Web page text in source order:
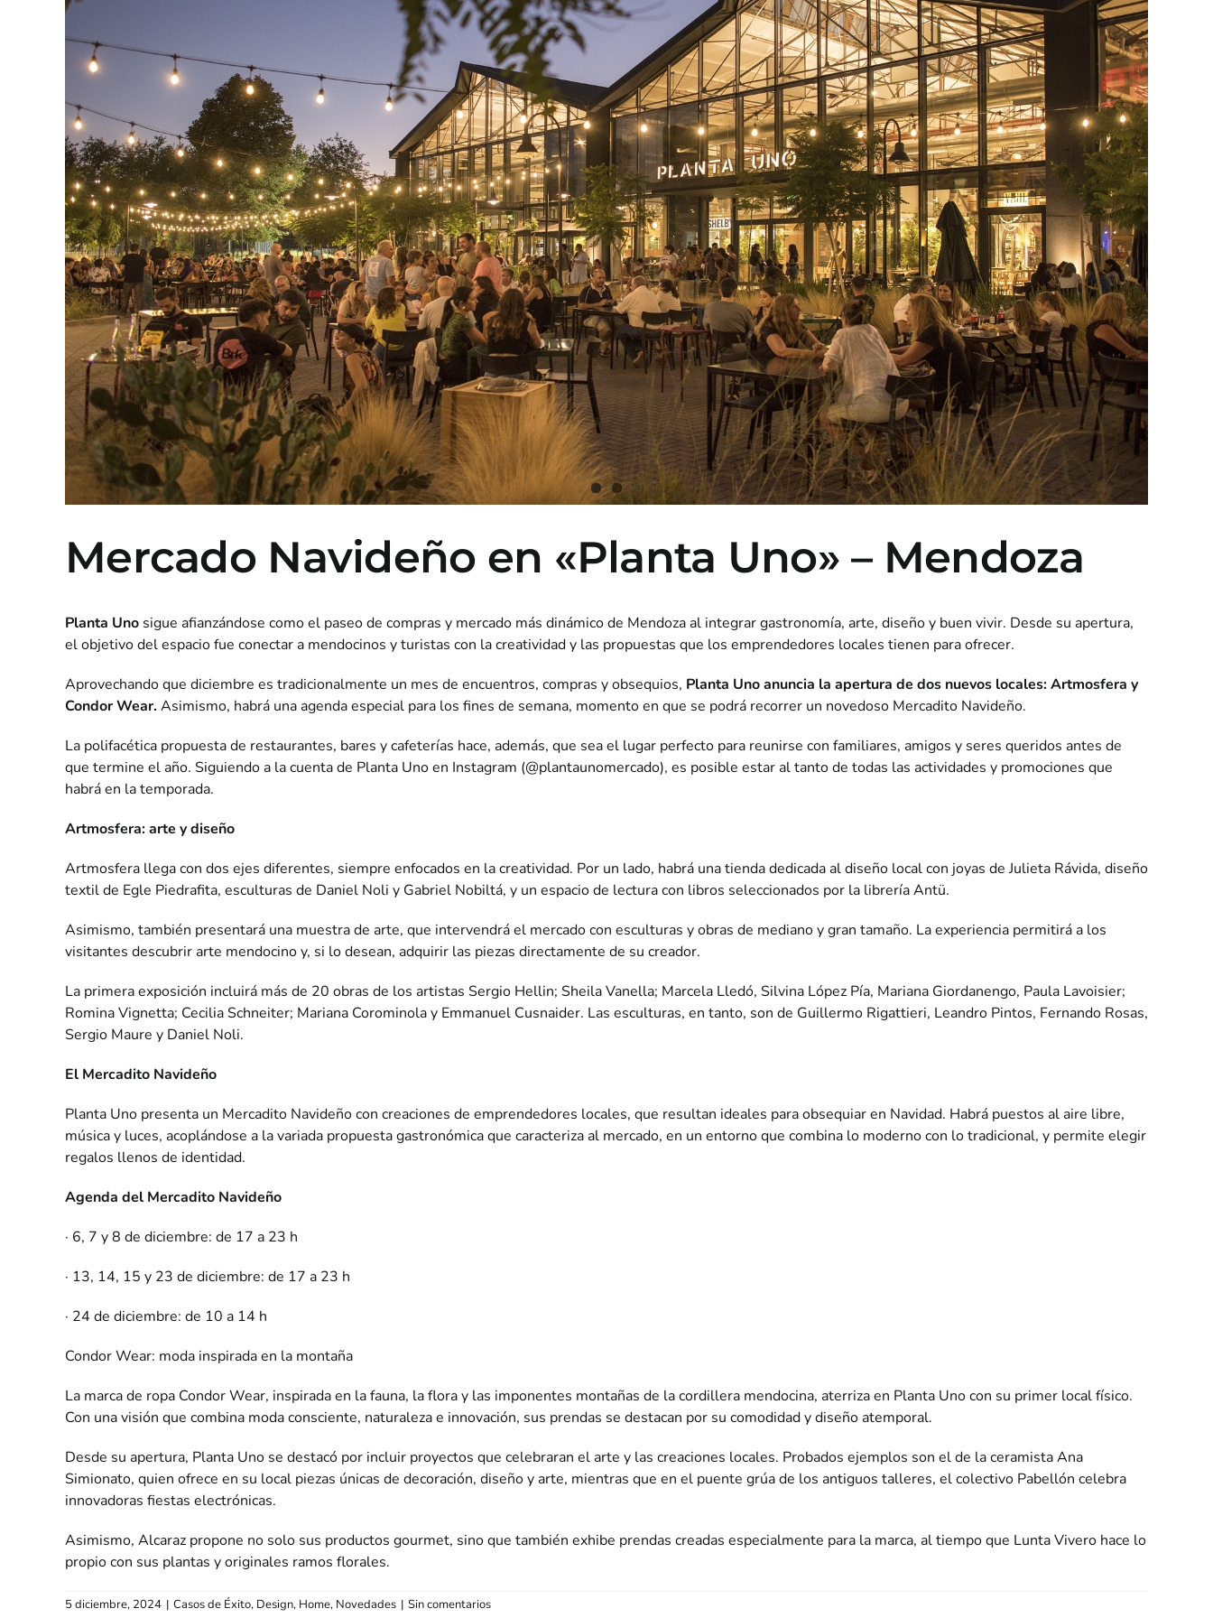
Mercado Navideño en «Planta Uno» – Mendoza
Planta Uno sigue afianzándose como el paseo de compras y mercado más dinámico de Mendoza al integrar gastronomía, arte, diseño y buen vivir. Desde su apertura,
el objetivo del espacio fue conectar a mendocinos y turistas con la creatividad y las propuestas que los emprendedores locales tienen para ofrecer.
Aprovechando que diciembre es tradicionalmente un mes de encuentros, compras y obsequios, Planta Uno anuncia la apertura de dos nuevos locales: Artmosfera y
Condor Wear. Asimismo, habrá una agenda especial para los fines de semana, momento en que se podrá recorrer un novedoso Mercadito Navideño.
La polifacética propuesta de restaurantes, bares y cafeterías hace, además, que sea el lugar perfecto para reunirse con familiares, amigos y seres queridos antes de
que termine el año. Siguiendo a la cuenta de Planta Uno en Instagram (@plantaunomercado), es posible estar al tanto de todas las actividades y promociones que
habrá en la temporada.
Artmosfera: arte y diseño
Artmosfera llega con dos ejes diferentes, siempre enfocados en la creatividad. Por un lado, habrá una tienda dedicada al diseño local con joyas de Julieta Rávida, diseño
textil de Egle Piedrafita, esculturas de Daniel Noli y Gabriel Nobiltá, y un espacio de lectura con libros seleccionados por la librería Antü.
Asimismo, también presentará una muestra de arte, que intervendrá el mercado con esculturas y obras de mediano y gran tamaño. La experiencia permitirá a los
visitantes descubrir arte mendocino y, si lo desean, adquirir las piezas directamente de su creador.
La primera exposición incluirá más de 20 obras de los artistas Sergio Hellin; Sheila Vanella; Marcela Lledó, Silvina López Pía, Mariana Giordanengo, Paula Lavoisier;
Romina Vignetta; Cecilia Schneiter; Mariana Corominola y Emmanuel Cusnaider. Las esculturas, en tanto, son de Guillermo Rigattieri, Leandro Pintos, Fernando Rosas,
Sergio Maure y Daniel Noli.
El Mercadito Navideño
Planta Uno presenta un Mercadito Navideño con creaciones de emprendedores locales, que resultan ideales para obsequiar en Navidad. Habrá puestos al aire libre,
música y luces, acoplándose a la variada propuesta gastronómica que caracteriza al mercado, en un entorno que combina lo moderno con lo tradicional, y permite elegir
regalos llenos de identidad.
Agenda del Mercadito Navideño
· 6, 7 y 8 de diciembre: de 17 a 23 h
· 13, 14, 15 y 23 de diciembre: de 17 a 23 h
· 24 de diciembre: de 10 a 14 h
Condor Wear: moda inspirada en la montaña
La marca de ropa Condor Wear, inspirada en la fauna, la flora y las imponentes montañas de la cordillera mendocina, aterriza en Planta Uno con su primer local físico.
Con una visión que combina moda consciente, naturaleza e innovación, sus prendas se destacan por su comodidad y diseño atemporal.
Desde su apertura, Planta Uno se destacó por incluir proyectos que celebraran el arte y las creaciones locales. Probados ejemplos son el de la ceramista Ana
Simionato, quien ofrece en su local piezas únicas de decoración, diseño y arte, mientras que en el puente grúa de los antiguos talleres, el colectivo Pabellón celebra
innovadoras fiestas electrónicas.
Asimismo, Alcaraz propone no solo sus productos gourmet, sino que también exhibe prendas creadas especialmente para la marca, al tiempo que Lunta Vivero hace lo
propio con sus plantas y originales ramos florales.
5 diciembre, 2024 | Casos de Éxito, Design, Home, Novedades | Sin comentarios